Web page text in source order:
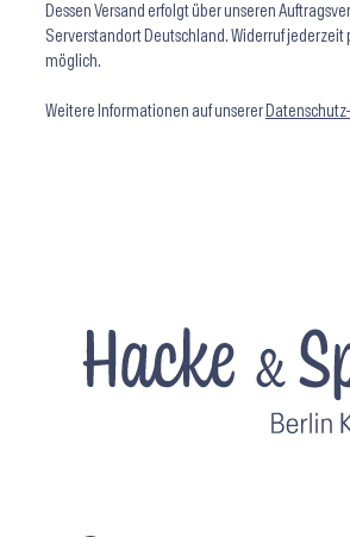
Dessen Versand erfolgt über unseren
Serverstandort Deutschland. Widerruf jederzeit
möglich.
Weitere Informationen auf unserer